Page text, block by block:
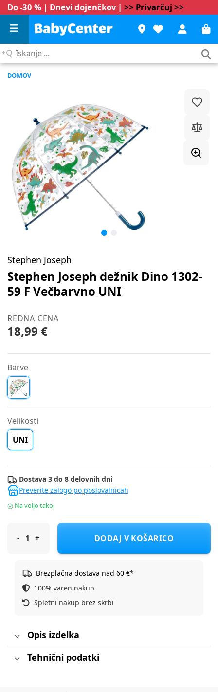
Do -30 % | Dnevi dojenčkov | >> Privarčuj >>
Iskanje
DOMOV
Stephen Joseph
Stephen Joseph dežnik Dino 1302-
59 F Večbarvno UNI
REDNA CENA
18,99 €
Barve
Velikosti
UNI
Dostava 3 do 8 delovnih dni
Preverite zalogo po poslovalnicah
Na voljo takoj
Stephen Joseph dežnik Dino 1302-59 F Večbarvno UNI
DODAJ V KOŠARICO
Brezplačna dostava nad 60 €*
100% varen nakup
Spletni nakup brez skrbi
Opis izdelka
Tehnični podatki